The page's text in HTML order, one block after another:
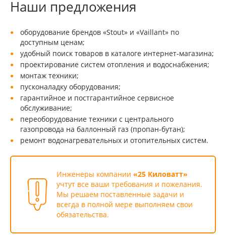
Наши предложения
оборудование брендов «Stout» и «Vaillant» по
доступным ценам;
удобный поиск товаров в каталоге интернет-магазина;
проектирование систем отопления и водоснабжения;
монтаж техники;
пусконаладку оборудования;
гарантийное и постгарантийное сервисное
обслуживание;
переоборудование техники с центрального
газопровода на баллонный газ (пропан-бутан);
ремонт водонагревательных и отопительных систем.
Инженеры компании «25 Киловатт»
учтут все ваши требования и пожелания.
Мы решаем поставленные задачи и
всегда в полной мере выполняем свои
обязательства.